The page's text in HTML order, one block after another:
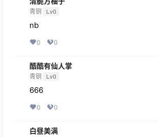
青铜 Lv0
nb
0 0
酷酷有仙人掌
青铜 Lv0
666
0 0
白昼美满